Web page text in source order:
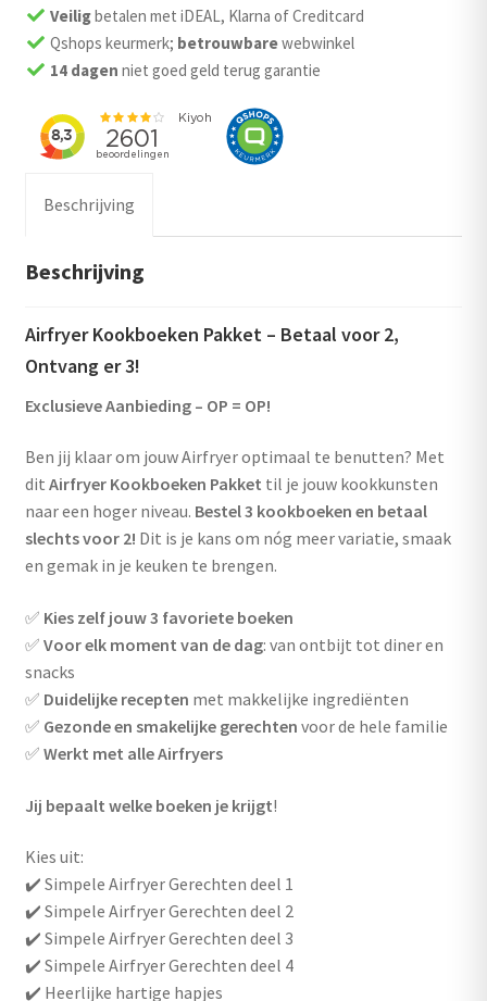
Veiligbetalen met iDEAL, Klarna of Creditcard
Qshops keurmerk; betrouwbarewebwinkel
14 dagen niet goed geld terug garantie
Beschrijving
Beschrijving
Airfryer Kookboeken Pakket – Betaal voor 2,
Ontvang er 3!
Exclusieve Aanbieding – OP = OP!
Ben jij klaar om jouw Airfryer optimaal te benutten? Met
dit Airfryer Kookboeken Pakket til je jouw kookkunsten
naar een hoger niveau. Bestel 3 kookboeken en betaal
slechts voor 2! Dit is je kans om nóg meer variatie, smaak
en gemak in je keuken te brengen.
✅ Kies zelf jouw 3 favoriete boeken
✅ Voor elk moment van de dag: van ontbijt tot diner en
snacks
✅ Duidelijke recepten met makkelijke ingrediënten
✅ Gezonde en smakelijke gerechten voor de hele familie
✅ Werkt met alle Airfryers
Jij bepaalt welke boeken je krijgt!
Kies uit:
✔️ Simpele Airfryer Gerechten deel 1
✔️ Simpele Airfryer Gerechten deel 2
✔️ Simpele Airfryer Gerechten deel 3
✔️ Simpele Airfryer Gerechten deel 4
✔️ Heerlijke hartige hapjes